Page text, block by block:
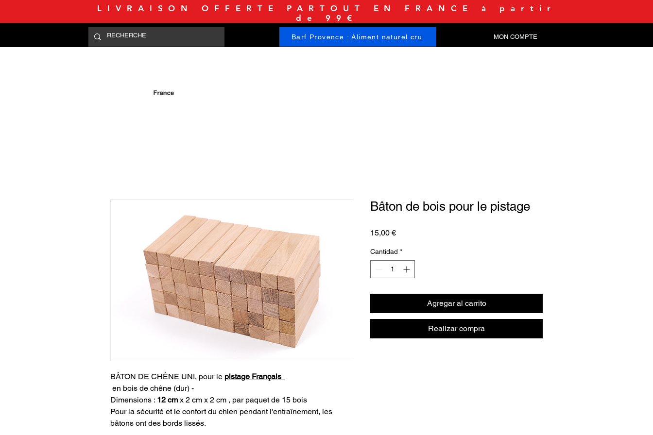
LIVRAISON OFFERTE PARTOUT EN FRANCE à partir
de 99€
Barf Provence : Aliment naturel cru MON COMPTE
BÂTON DE CHÊNE UNI, pour le pistage Français
en bois de chêne (dur) -
Dimensions : 12 cm x 2 cm x 2 cm , par paquet de 15 bois
Pour la sécurité et le confort du chien pendant l'entraînement, les
bâtons ont des bords lissés.
Bâton de bois pour le pistage
15,00 €Precio
Cantidad *
Agregar al carrito
Realizar compra